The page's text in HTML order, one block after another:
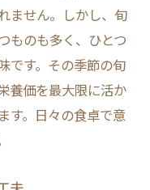
ません。しかし、旬
ものも多く、ひとつ
です。その季節の旬
養価を最大限に活か
す。日々の食卓で意